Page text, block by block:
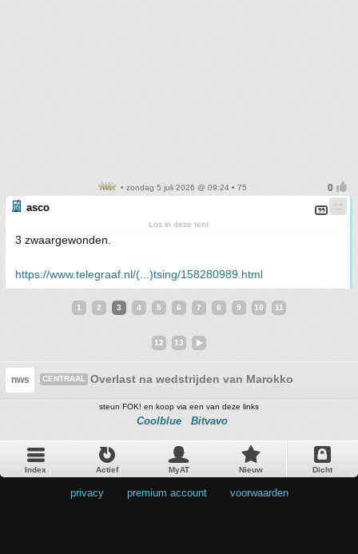
• zondag 5 juli 2026 @ 09:24 • 75
asco
Los in deze tent
3 zwaargewonden.
https://www.telegraaf.nl/(...)tsing/158280989.html
1 2 3 4 5 6 7 8 9 10 11
12 13
nws CENTRAAL Overlast na wedstrijden van Marokko
steun FOK! en koop via een van deze links
Coolblue Bitvavo
Index Actief MyAT Nieuw Dicht
privacy premium account voorwaarden